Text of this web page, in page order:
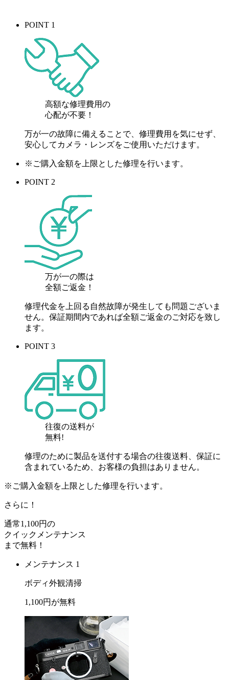
POINT 1
高額な修理費用の
心配が不要！
万が一の故障に備えることで、修理費用を気にせず、
安心してカメラ・レンズをご使用いただけます。
※ご購入金額を上限とした修理を行います。
POINT 2
万が一の際は
全額ご返金！
修理代金を上回る自然故障が発生しても問題ございま
せん。保証期間内であれば全額ご返金のご対応を致し
ます。
POINT 3
往復の送料が
無料!
修理のために製品を送付する場合の往復送料、保証に
含まれているため、お客様の負担はありません。
※ご購入金額を上限とした修理を行います。
さらに！
通常1,100円の
クイックメンテナンス
まで無料 ！
メンテナンス 1
ボディ外観清掃
1,100円が無料